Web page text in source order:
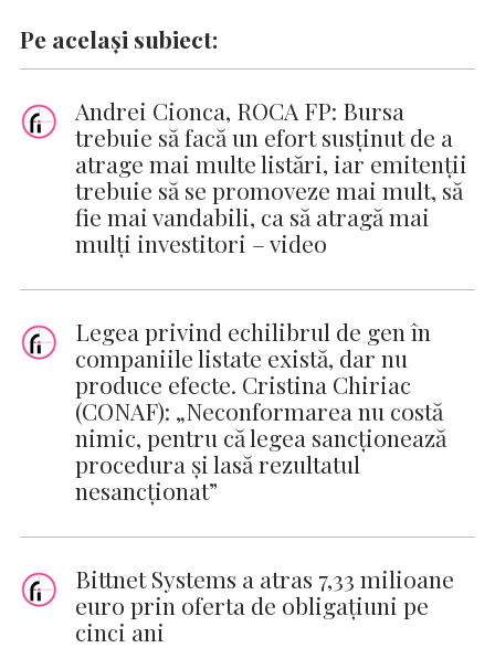
Pe același subiect:
Andrei Cionca, ROCA FP: Bursa
trebuie să facă un efort susținut de a
atrage mai multe listări, iar emitenții
trebuie să se promoveze mai mult, să
fie mai vandabili, ca să atragă mai
mulți investitori – video
Legea privind echilibrul de gen în
companiile listate există, dar nu
produce efecte. Cristina Chiriac
(CONAF): „Neconformarea nu costă
nimic, pentru că legea sancționează
procedura și lasă rezultatul
nesancționat”
Bittnet Systems a atras 7,33 milioane
euro prin oferta de obligațiuni pe
cinci ani